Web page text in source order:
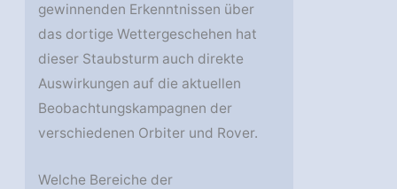
gewinnenden Erkenntnissen über
das dortige Wettergeschehen hat
dieser Staubsturm auch direkte
Auswirkungen auf die aktuellen
Beobachtungskampagnen der
verschiedenen Orbiter und Rover.
Welche Bereiche der